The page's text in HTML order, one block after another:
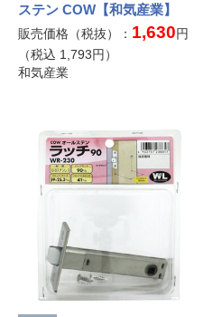
ステン COW【和気産業】
販売価格（税抜）： 1,630円
（税込 1,793円）
和気産業